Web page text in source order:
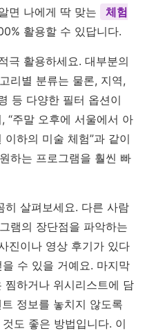
면 나에게 딱 맞는
체험
활용할 수 있답니다.
극 활용하세요. 대부분의
리별 분류는 물론, 지역,
등 다양한 필터 옵션이
“주말 오후에 서울에서 아
하의 미술 체험”과 같이
하는 프로그램을 훨씬 빠
히 살펴보세요. 다른 사람
램의 장단점을 파악하는
진이나 영상 후기가 있다
수 있을 거예요. 마지막
찜하거나 위시리스트에 담
정보를 놓치지 않도록
도 좋은 방법입니다. 이